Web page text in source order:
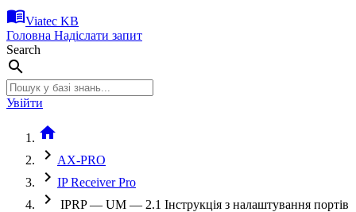
menu_bookViatec KB
Головна Надіслати запит
Search
search
Увійти
home
chevron_right AX-PRO
chevron_right IP Receiver Pro
chevron_right IPRP — UM — 2.1 Інструкція з налаштування портів